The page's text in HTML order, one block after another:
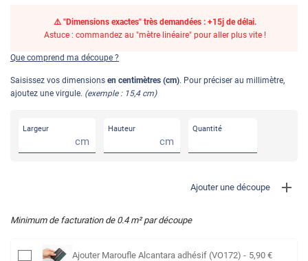
⚠️ "Dimensions exactes" très demandées : +15j de délai.
Astuce : commandez au "mètre linéaire" pour aller plus vite !
Que comprend ma découpe ?
Saisissez vos dimensions en centimètres (cm). Pour préciser au millimètre,
ajoutez une virgule. (exemple : 15,4 cm)
Largeur
cm
Hauteur
cm
Quantité
Ajouter une découpe
Minimum de facturation de 0.4m² par découpe
Ajouter Maroufle Alcantara adhésif (VO172) - 5,90 €